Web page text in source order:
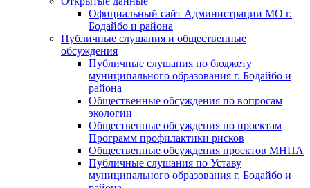
Официальный сайт Администрации МО г.
Бодайбо и района
Публичные слушания и общественные
обсуждения
Публичные слушания по бюджету
муниципального образования г. Бодайбо и
района
Общественные обсуждения по вопросам
экологии
Общественные обсуждения по проектам
Программ профилактики рисков
Общественные обсуждения проектов МНПА
Публичные слушания по Уставу
муниципального образования г. Бодайбо и